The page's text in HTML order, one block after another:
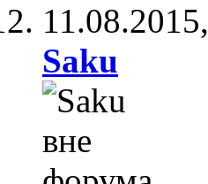
11.08.2015,
Saku